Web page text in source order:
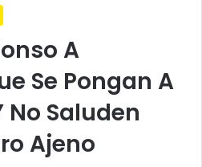
A
Se Pongan A
Saluden
Ajeno